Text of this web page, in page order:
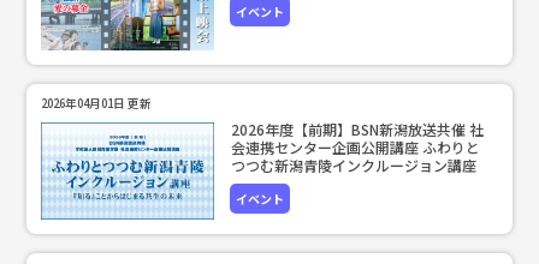
イベント
2026年度【前期】BSN新潟放送共催 社
会連携センター企画公開講座 ふわりと
つつむ新潟青陵インクルージョン講座
イベント
2026年04月01日 更新